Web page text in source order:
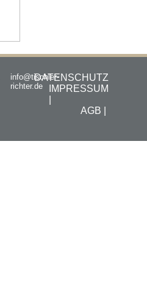
info@tischler-
richter.de
DATENSCHUTZ
IMPRESSUM
AGB |